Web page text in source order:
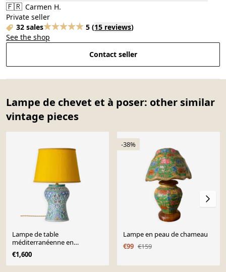
🇫🇷 Carmen H.
Private seller
32 sales
5 (15 reviews)
See the shop
Contact seller
Lampe de chevet et à poser: other similar
vintage pieces
Lampe de table
méditerranéenne en
céramique espagnole peinte à
la main, nouvel abat-jour en
soie jaune.
€1,600
-38%
Lampe en peau de chameau
€99 €159